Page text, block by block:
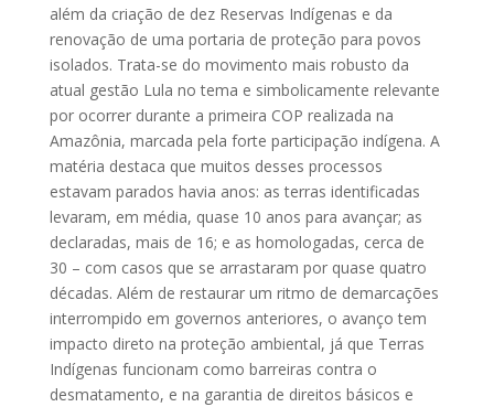
além da criação de dez Reservas Indígenas e da
renovação de uma portaria de proteção para povos
isolados. Trata-se do movimento mais robusto da
atual gestão Lula no tema e simbolicamente relevante
por ocorrer durante a primeira COP realizada na
Amazônia, marcada pela forte participação indígena. A
matéria destaca que muitos desses processos
estavam parados havia anos: as terras identificadas
levaram, em média, quase 10 anos para avançar; as
declaradas, mais de 16; e as homologadas, cerca de
30 – com casos que se arrastaram por quase quatro
décadas. Além de restaurar um ritmo de demarcações
interrompido em governos anteriores, o avanço tem
impacto direto na proteção ambiental, já que Terras
Indígenas funcionam como barreiras contra o
desmatamento, e na garantia de direitos básicos e